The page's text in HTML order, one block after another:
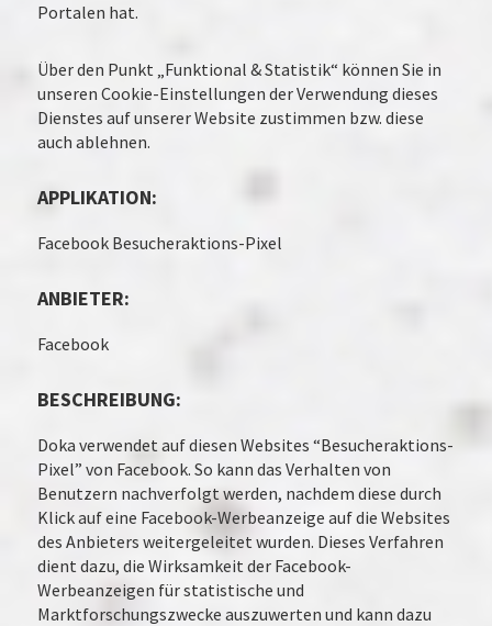
Portalen hat.
Über den Punkt „Funktional & Statistik“ können Sie in
unseren Cookie-Einstellungen der Verwendung dieses
Dienstes auf unserer Website zustimmen bzw. diese
auch ablehnen.
APPLIKATION:
Facebook Besucheraktions-Pixel
ANBIETER:
Facebook
BESCHREIBUNG:
Doka verwendet auf diesen Websites “Besucheraktions-
Pixel” von Facebook. So kann das Verhalten von
Benutzern nachverfolgt werden, nachdem diese durch
Klick auf eine Facebook-Werbeanzeige auf die Websites
des Anbieters weitergeleitet wurden. Dieses Verfahren
dient dazu, die Wirksamkeit der Facebook-
Werbeanzeigen für statistische und
Marktforschungszwecke auszuwerten und kann dazu